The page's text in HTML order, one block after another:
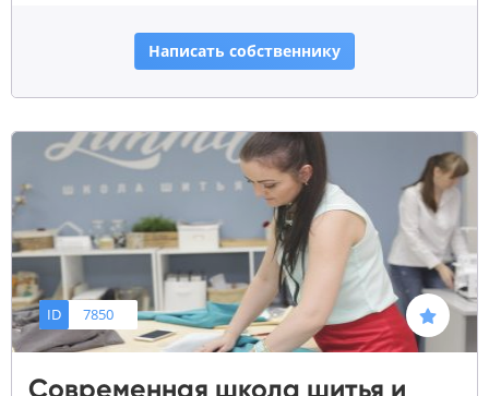
Написать собственнику
ID 7850
Современная школа шитья и